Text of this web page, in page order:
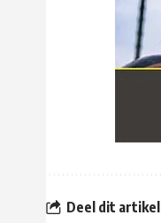
Deel dit artikel